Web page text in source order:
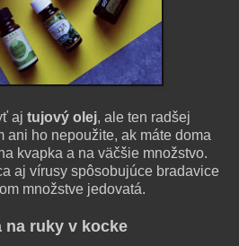
aj tujový olej, ale ten radšej
ani ho nepoužite, ak máte doma
kvapka a na väčšie množstvo.
aj vírusy spôsobujúce bradavice
množstve jedovatá.
na ruky v kocke